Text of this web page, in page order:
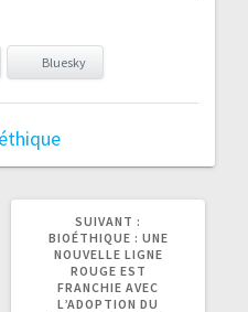
Bluesky
SUIVANT :
BIOÉTHIQUE : UNE
NOUVELLE LIGNE
ROUGE EST
FRANCHIE AVEC
L’ADOPTION DU